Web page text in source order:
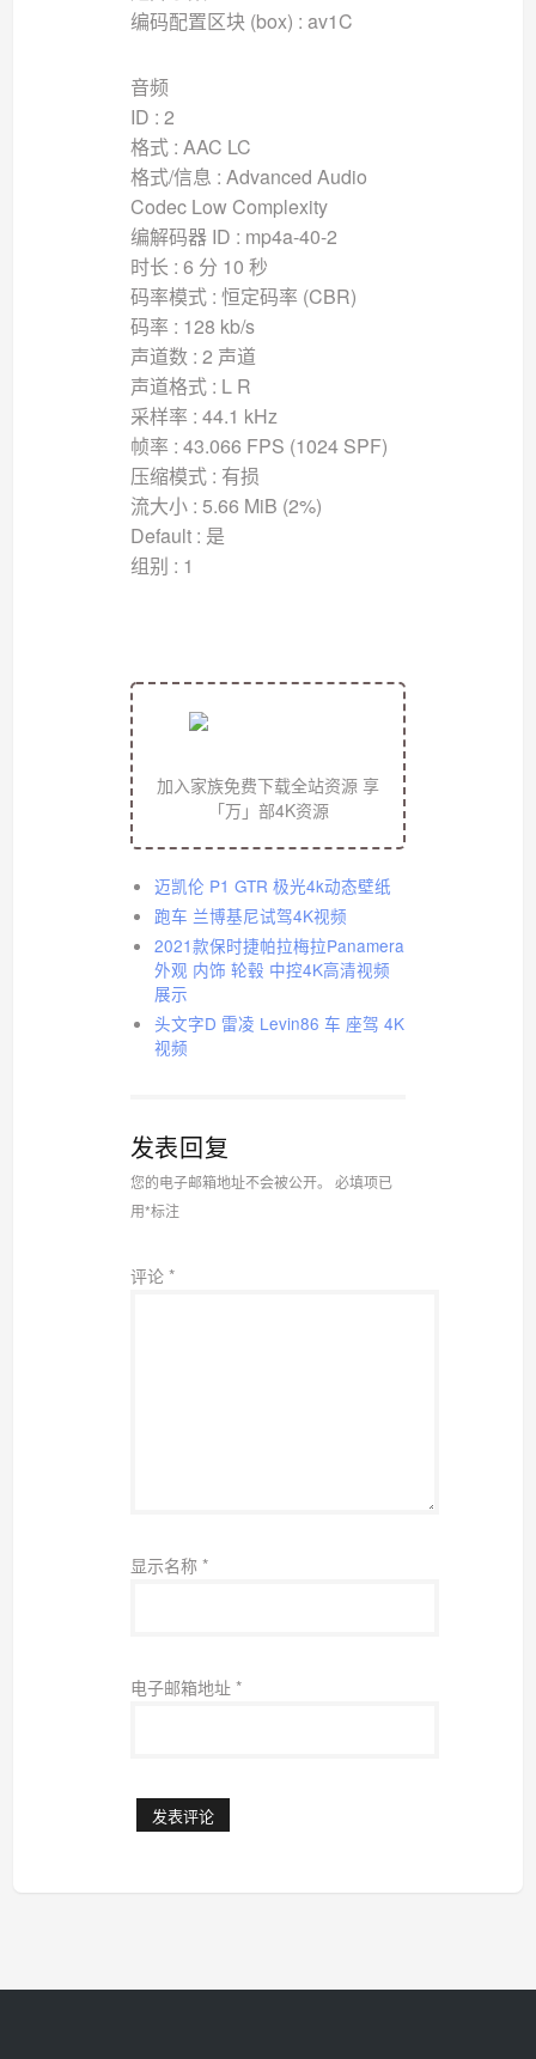
编码配置区块 (box) : av1C
音频
ID : 2
格式 : AAC LC
格式/信息 : Advanced Audio
Codec Low Complexity
编解码器 ID : mp4a-40-2
时长 : 6 分 10 秒
码率模式 : 恒定码率 (CBR)
码率 : 128 kb/s
声道数 : 2 声道
声道格式 : L R
采样率 : 44.1 kHz
帧率 : 43.066 FPS (1024 SPF)
压缩模式 : 有损
流大小 : 5.66 MiB (2%)
Default : 是
组别 : 1
加入家族免费下载全站资源 享
「万」部4K资源
迈凯伦 P1 GTR 极光4k动态壁纸
跑车 兰博基尼试驾4K视频
2021款保时捷帕拉梅拉Panamera
外观 内饰 轮毂 中控4K高清视频
展示
头文字D 雷凌 Levin86 车 座驾 4K
视频
发表回复
您的电子邮箱地址不会被公开。
必填项已
用*标注
评论 *
显示名称 *
电子邮箱地址 *